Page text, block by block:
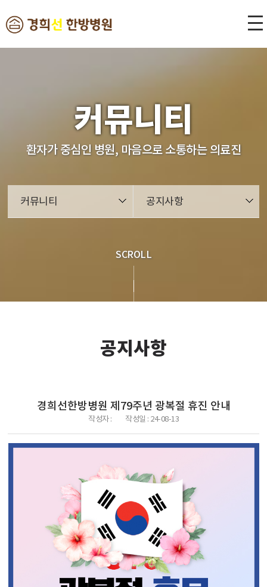
커뮤니티
환자가 중심인 병원, 마음으로 소통하는 의료진
커뮤니티 공지사항
SCROLL
공지사항
경희선한방병원 제79주년 광복절 휴진 안내
작성자 : 작성일 : 24-08-13